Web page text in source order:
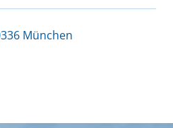
München